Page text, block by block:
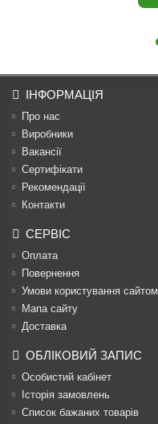
ІНФОРМАЦІЯ
Про нас
Виробники
Вакансії
Сертифікати
Рекомендації
Контакти
СЕРВІС
Оплата
Повернення
Умови користування сайтом
Мапа сайту
Доставка
ОБЛІКОВИЙ ЗАПИС
Особистий кабінет
Історія замовлень
Список бажаних товарів